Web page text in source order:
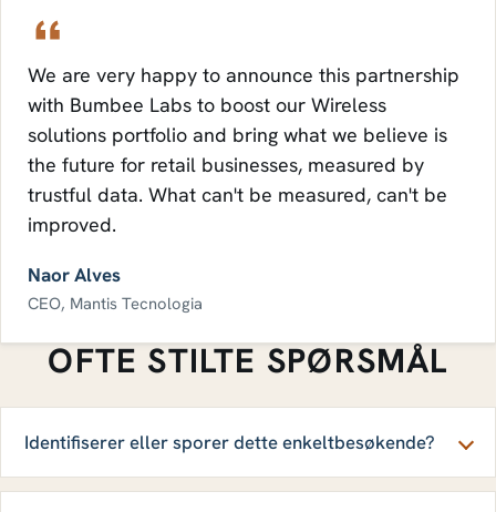
We are very happy to announce this partnership
with Bumbee Labs to boost our Wireless
solutions portfolio and bring what we believe is
the future for retail businesses, measured by
trustful data. What can't be measured, can't be
improved.
Naor Alves
CEO, Mantis Tecnologia
OFTE STILTE SPØRSMÅL
Identifiserer eller sporer dette enkeltbesøkende?